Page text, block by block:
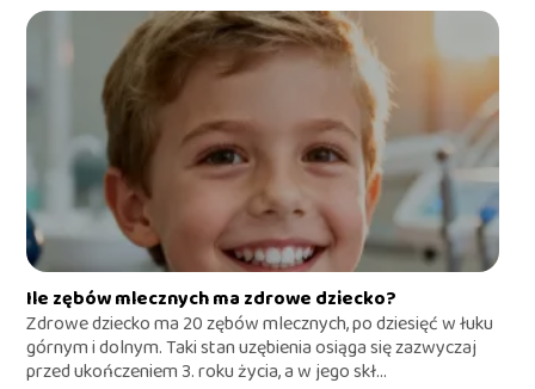
Ile zębów mlecznych ma zdrowe dziecko?
Zdrowe dziecko ma 20 zębów mlecznych, po dziesięć w łuku
górnym i dolnym. Taki stan uzębienia osiąga się zazwyczaj
przed ukończeniem 3. roku życia, a w jego skł...